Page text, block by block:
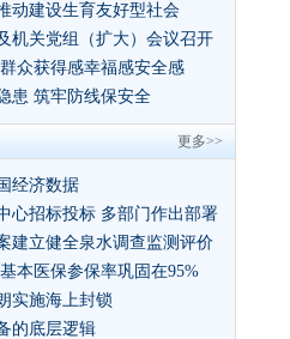
动建设生育友好型社会
机关党组（扩大）会议召开
众获得感幸福感安全感
患 筑牢防线保安全
更多>>
经济数据
心招标投标 多部门作出部署
建立健全泉水调查监测评价
本医保参保率巩固在95%
实施海上封锁
的底层逻辑